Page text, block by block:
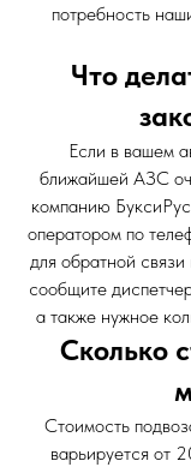
потребность
Что
Если в вашем
ближайшей АЗС
компанию
оператором по
для обратной
сообщите
а также нужное
Сколько
Стоимость
варьируется от